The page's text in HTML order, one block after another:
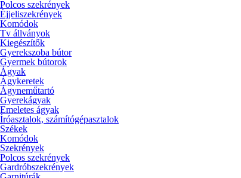
Polcos szekrények
Éjjeliszekrények
Komódok
Tv állványok
Kiegészítők
Gyerekszoba bútor
Gyermek bútorok
Ágyak
Ágykeretek
Ágyneműtartó
Gyerekágyak
Emeletes ágyak
Íróasztalok, számítógépasztalok
Székek
Komódok
Szekrények
Polcos szekrények
Gardróbszekrények